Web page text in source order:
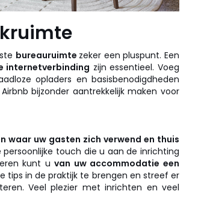
bureauruimte zeker een pluspunt. Een
internetverbinding zijn essentieel. Voeg
opladers en basisbenodigdheden
bijzonder aantrekkelijk maken voor
waar uw gasten zich verwend en thuis
touch die u aan de inrichting
kunt uvan uw accommodatie een
tips in de praktijk te brengen en streef er
Veel plezier met inrichten en veel